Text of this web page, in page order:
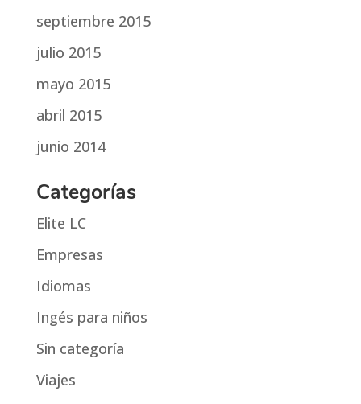
septiembre 2015
julio 2015
mayo 2015
abril 2015
junio 2014
Categorías
Elite LC
Empresas
Idiomas
Ingés para niños
Sin categoría
Viajes